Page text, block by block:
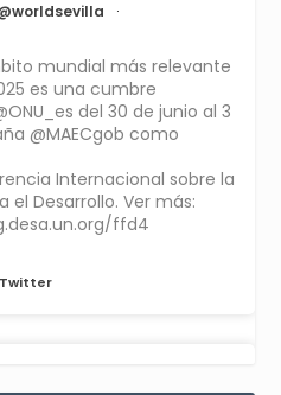
·
mundial más relevante
es una cumbre
del 30 de junio al 3
@MAECgob como
Internacional sobre la
el Desarrollo. Ver más:
ffd4
Twitter